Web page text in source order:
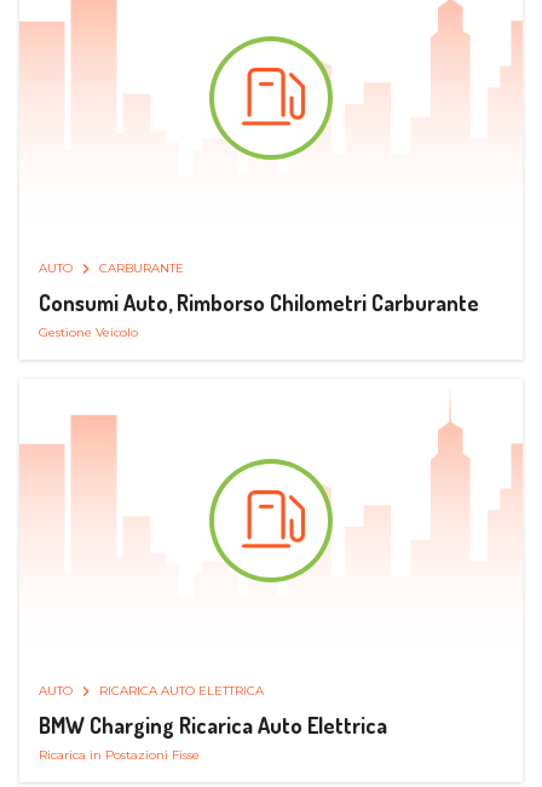
AUTO CARBURANTE
Consumi Auto, Rimborso Chilometri Carburante
Gestione Veicolo
AUTO RICARICA AUTO ELETTRICA
BMW Charging Ricarica Auto Elettrica
Ricarica in Postazioni Fisse